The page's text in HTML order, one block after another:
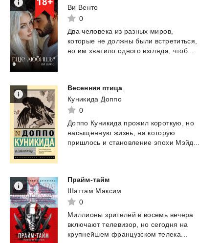
Ви Венто
0
Два человека из разных миров,
которые не должны были встретиться,
но им хватило одного взгляда, чтоб...
Весенняя птица
Куникида Доппо
0
Доппо Куникида прожил короткую,
но
насыщенную жизнь, на которую
пришлось и становление эпохи Мэйд...
Прайм-тайм
Шаттам Максим
0
Миллионы зрителей в восемь вечера
включают телевизор, но сегодня на
крупнейшем французском телека...